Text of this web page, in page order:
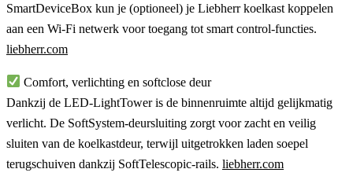
SmartDeviceBox kun je (optioneel) je Liebherr koelkast koppelen
aan een Wi-Fi netwerk voor toegang tot smart control-functies.
liebherr.com
Comfort, verlichting en softclose deur
Dankzij de LED-LightTower is de binnenruimte altijd gelijkmatig
verlicht. De SoftSystem-deursluiting zorgt voor zacht en veilig
sluiten van de koelkastdeur, terwijl uitgetrokken laden soepel
terugschuiven dankzij SoftTelescopic-rails. liebherr.com